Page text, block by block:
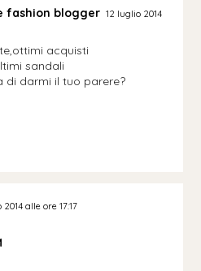
fashion blogger 12 luglio 2014
acquisti
sandali
di darmi il tuo parere?
2014 alle ore 17:17